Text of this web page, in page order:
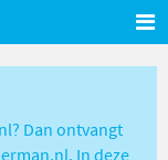
Dan ontvangt
In deze